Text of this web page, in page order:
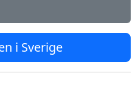
i Sverige